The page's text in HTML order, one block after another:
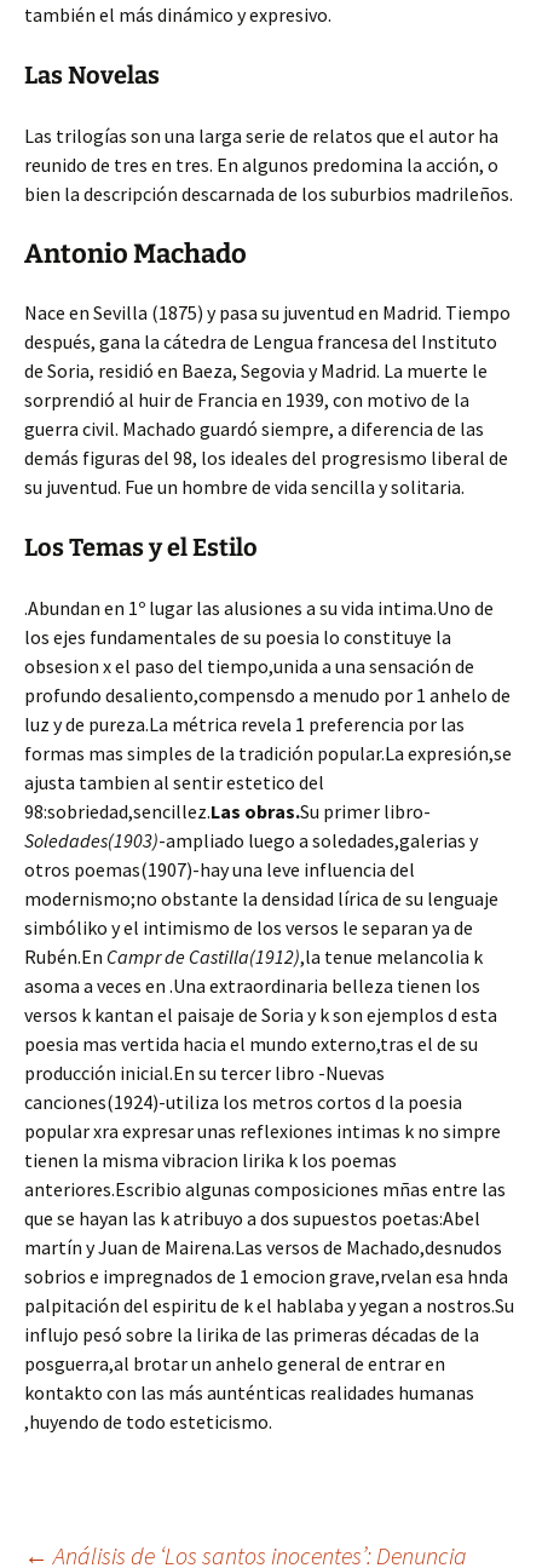
también el más dinámico y expresivo.
Las Novelas
Las trilogías son una larga serie de relatos que el autor ha
reunido de tres en tres. En algunos predomina la acción, o
bien la descripción descarnada de los suburbios madrileños.
Antonio Machado
Nace en Sevilla (1875) y pasa su juventud en Madrid. Tiempo
después, gana la cátedra de Lengua francesa del Instituto
de Soria, residió en Baeza, Segovia y Madrid. La muerte le
sorprendió al huir de Francia en 1939, con motivo de la
guerra civil. Machado guardó siempre, a diferencia de las
demás figuras del 98, los ideales del progresismo liberal de
su juventud. Fue un hombre de vida sencilla y solitaria.
Los Temas y el Estilo
.Abundan en 1º lugar las alusiones a su vida intima.Uno de
los ejes fundamentales de su poesia lo constituye la
obsesion x el paso del tiempo,unida a una sensación de
profundo desaliento,compensdo a menudo por 1 anhelo de
luz y de pureza.La métrica revela 1 preferencia por las
formas mas simples de la tradición popular.La expresión,se
ajusta tambien al sentir estetico del
98:sobriedad,sencillez.Las obras.Su primer libro-
Soledades(1903)-ampliado luego a soledades,galerias y
otros poemas(1907)-hay una leve influencia del
modernismo;no obstante la densidad lírica de su lenguaje
simbóliko y el intimismo de los versos le separan ya de
Rubén.En Campr de Castilla(1912),la tenue melancolia k
asoma a veces en .Una extraordinaria belleza tienen los
versos k kantan el paisaje de Soria y k son ejemplos d esta
poesia mas vertida hacia el mundo externo,tras el de su
producción inicial.En su tercer libro -Nuevas
canciones(1924)-utiliza los metros cortos d la poesia
popular xra expresar unas reflexiones intimas k no simpre
tienen la misma vibracion lirika k los poemas
anteriores.Escribio algunas composiciones mñas entre las
que se hayan las k atribuyo a dos supuestos poetas:Abel
martín y Juan de Mairena.Las versos de Machado,desnudos
sobrios e impregnados de 1 emocion grave,rvelan esa hnda
palpitación del espiritu de k el hablaba y yegan a nostros.Su
influjo pesó sobre la lirika de las primeras décadas de la
posguerra,al brotar un anhelo general de entrar en
kontakto con las más aunténticas realidades humanas
,huyendo de todo esteticismo.
← Análisis de ‘Los santos inocentes’: Denuncia